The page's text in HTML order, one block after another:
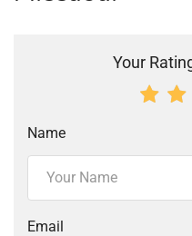
Your
Name
Email